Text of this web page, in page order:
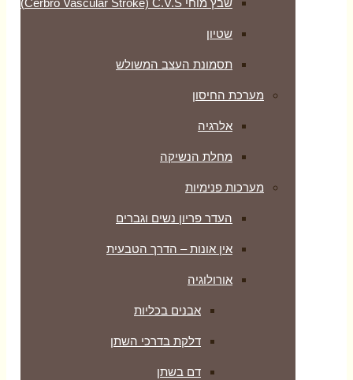
שבץ מוחי Cerbro Vascular Stroke) C.V.S)
שטיון
תסמונת העצב המשולש
מערכת החיסון
אלרגיה
מחלת הנשיקה
מערכות פנימיות
העדר פריון נשים וגברים
אין אונות – הדרך הטבעית
אורולוגיה
אבנים בכליות
דלקת בדרכי השתן
דם בשתן